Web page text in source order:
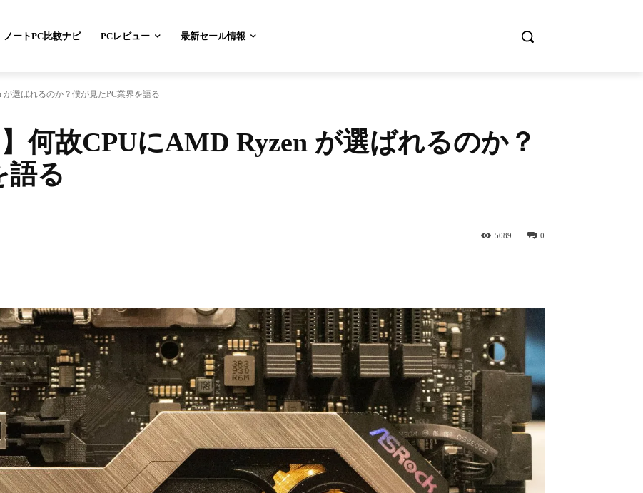
ノートPC比較ナビ PCレビュー 最新セール情報
が選ばれるのか？僕が見たPC業界を語る
】何故CPUにAMD Ryzen が選ばれるのか？
語る
0
5089